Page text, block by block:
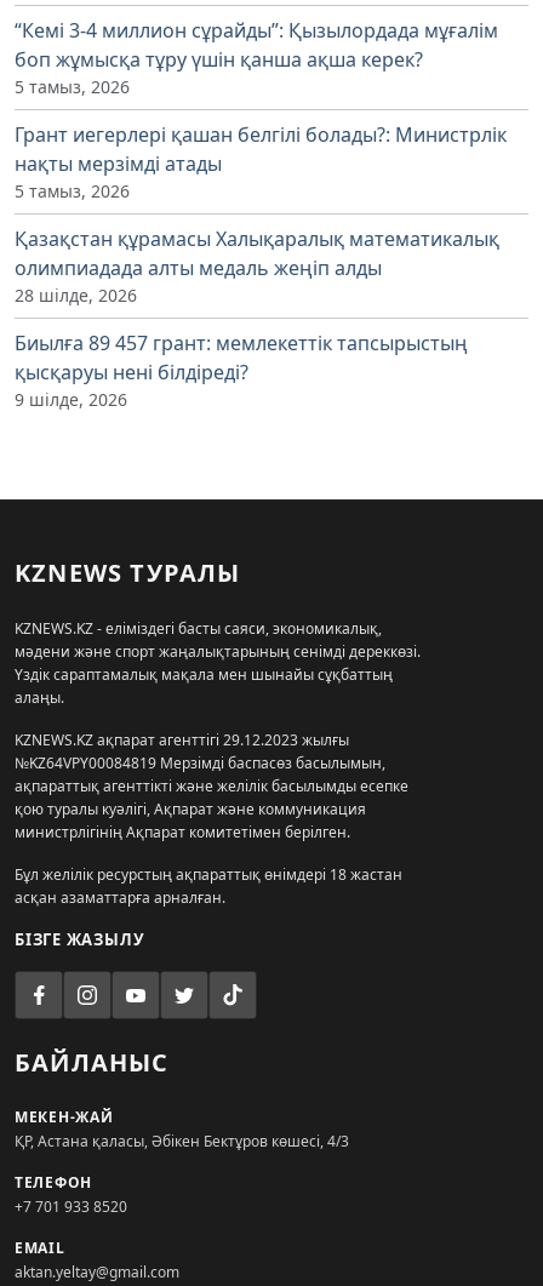
“Кемі 3-4 миллион сұрайды”: Қызылордада мұғалім
боп жұмысқа тұру үшін қанша ақша керек?
5 тамыз, 2026
Грант иегерлері қашан белгілі болады?: Министрлік
нақты мерзімді атады
5 тамыз, 2026
Қазақстан құрамасы Халықаралық математикалық
олимпиадада алты медаль жеңіп алды
28 шілде, 2026
Биылға 89 457 грант: мемлекеттік тапсырыстың
қысқаруы нені білдіреді?
9 шілде, 2026
KZNEWS ТУРАЛЫ
KZNEWS.KZ - еліміздегі басты саяси, экономикалық,
мәдени және спорт жаңалықтарының сенімді дереккөзі.
Үздік сараптамалық мақала мен шынайы сұқбаттың
алаңы.
KZNEWS.KZ ақпарат агенттігі 29.12.2023 жылғы
№KZ64VPY00084819 Мерзімді баспасөз басылымын,
ақпараттық агенттікті және желілік басылымды есепке
қою туралы куәлігі, Ақпарат және коммуникация
министрлігінің Ақпарат комитетімен берілген.
Бұл желілік ресурстың ақпараттық өнімдері 18 жастан
асқан азаматтарға арналған.
БІЗГЕ ЖАЗЫЛУ
БАЙЛАНЫС
МЕКЕН-ЖАЙ
ҚР, Астана қаласы, Әбікен Бектұров көшесі, 4/3
ТЕЛЕФОН
+7 701 933 8520
EMAIL
aktan.yeltay@gmail.com